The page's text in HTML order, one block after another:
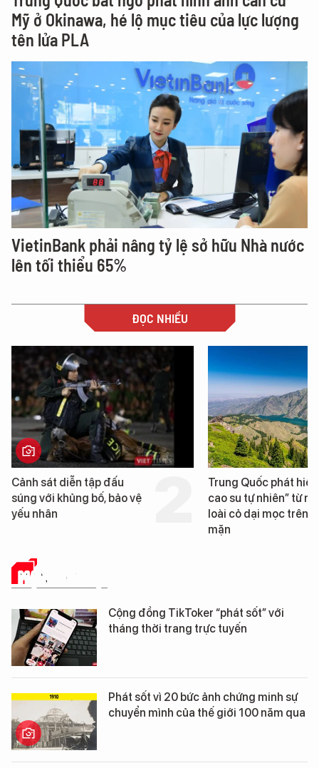
Mỹ ở Okinawa, hé lộ mục tiêu của lực lượng
tên lửa PLA
VietinBank phải nâng tỷ lệ sở hữu Nhà nước
lên tối thiểu 65%
ĐỌC NHIỀU
Trung Quốc phát hiện “mỏ
cao su tự nhiên” từ một
loài cỏ dại mọc trên đất
Loạt dự án bất động
Đà Nẵng sắp bị kiểm
MẠNG XÃ HỘI
Cộng đồng TikToker “phát sốt” với
tháng thời trang trực tuyến
Phát sốt vì 20 bức ảnh chứng minh sự
chuyển mình của thế giới 100 năm qua